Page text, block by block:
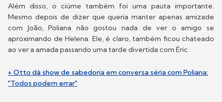
Além disso, o ciúme também foi uma pauta importante.
Mesmo depois de dizer que queria manter apenas amizade
com João, Poliana não gostou nada de ver o amigo se
aproximando de Helena. Ele, é claro, também ficou chateado
ao ver a amada passando uma tarde divertida com Éric.
+ Otto dá show de sabedoria em conversa séria com Poliana:
"Todos podem errar"